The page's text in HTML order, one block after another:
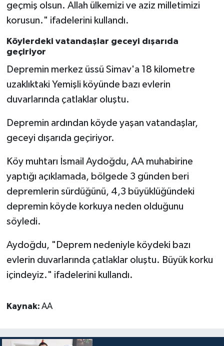
geçmiş olsun. Allah ülkemizi ve aziz milletimizi
korusun." ifadelerini kullandı.
Köylerdeki vatandaşlar geceyi dışarıda
geçiriyor
Depremin merkez üssü Simav'a 18 kilometre
uzaklıktaki Yemişli köyünde bazı evlerin
duvarlarında çatlaklar oluştu.
Depremin ardından köyde yaşan vatandaşlar,
geceyi dışarıda geçiriyor.
Köy muhtarı İsmail Aydoğdu, AA muhabirine
yaptığı açıklamada, bölgede 3 günden beri
depremlerin sürdüğünü, 4,3 büyüklüğündeki
depremin köyde korkuya neden olduğunu
söyledi.
Aydoğdu, "Deprem nedeniyle köydeki bazı
evlerin duvarlarında çatlaklar oluştu. Büyük korku
içindeyiz." ifadelerini kullandı.
Kaynak: AA
Bursa Müftülüğü
Çanakkale Müftülüğü
Çankırı Müftülüğü
Çorum Müftülüğü
Diyarbakır Müftülüğü
Düzce Müftülüğü
Edirne Müftülüğü
Elazığ Müftülüğü
Erzincan Müftülüğü
Erzurum Müftülüğü
Duyurular
Podcast
Bilim, Teknoloji
Biyografiler
İhtida Haberleri